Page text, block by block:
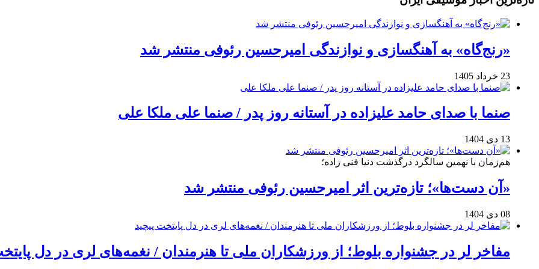
«رنج‌گاه» به آهنگسازی و نوازندگی امیرحسین رئوفی منتشر شد
23 خرداد 1405
صنما با صدای حامد علیزاده در آستانه روز پدر / صنما علی ملکا علی
13 دی 1404
هم‌زمان با نهمین سالگرد درگذشت دنیا فنی زاده؛
«آن دست‌ها»؛ تازه‌ترین اثر امیرحسین رئوفی منتشر شد
08 دی 1404
مفاخر لر در جشنواره بلوط؛ از ورزشکاران ملی تا هنرمندان / نغمه‌های لری در دل